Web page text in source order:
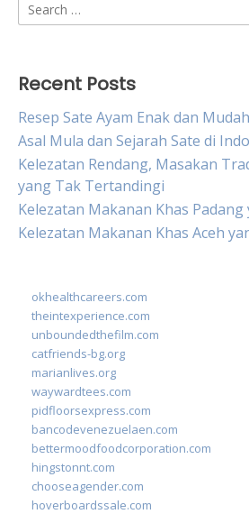
for:
Recent Posts
Resep Sate Ayam Enak dan
Asal Mula dan Sejarah Sate di
Kelezatan Rendang, Masakan
yang Tak Tertandingi
Kelezatan Makanan Khas
Kelezatan Makanan Khas Aceh
okhealthcareers.com
theintexperience.com
unboundedthefilm.com
catfriends-bg.org
marianlives.org
waywardtees.com
pidfloorsexpress.com
bancodevenezuelaen.com
bettermoodfoodcorporation.com
hingstonnt.com
chooseagender.com
hoverboardssale.com